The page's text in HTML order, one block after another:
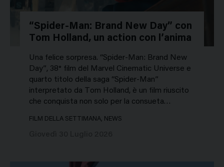
“Spider-Man: Brand New Day” con
Tom Holland, un action con l’anima
Una felice sorpresa. “Spider-Man: Brand New
Day”, 38° film del Marvel Cinematic Universe e
quarto titolo della saga “Spider-Man”
interpretato da Tom Holland, è un film riuscito
che conquista non solo per la consueta…
FILM DELLA SETTIMANA, NEWS